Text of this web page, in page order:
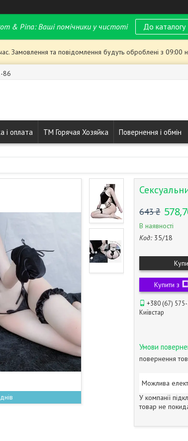
& Pina: Ваші помічники у чистоті До каталогу
Замовлення та повідомлення будуть оброблені з 09:00
86
і оплата ТМ Горячая Хозяйка Повернення і обмін
643 ₴
В наявності
Код: 35/18
Купити з
+380 (67)
Київстар
повернення
У компанії
товар не